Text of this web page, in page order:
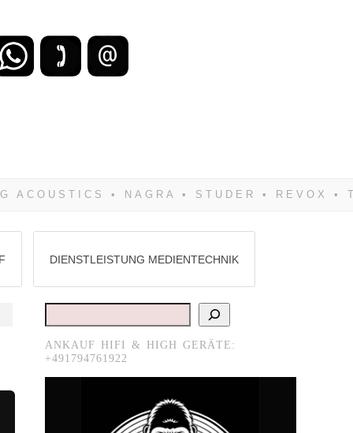
DIENSTLEISTUNG MEDIENTECHNIK
Suchen
ANKAUF HIFI & HIGH GERÄTE:
+491794761922